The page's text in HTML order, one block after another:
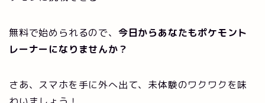
無料で始められるので、 今日からあなたもポケモント
レーナーになりませんか？
さあ、スマホを手に外へ出て、未体験のワクワクを味